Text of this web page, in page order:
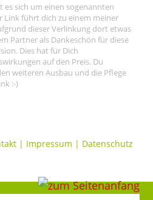
es sich um einen sogenannten
Link führt dich zu einem meiner
dieser Verlinkung dort etwas
Partner als Dankeschön für diese
Dies hat für Dich
auf den Preis. Du
weiteren Ausbau und die Pflege
:-)
| Impressum | Datenschutz